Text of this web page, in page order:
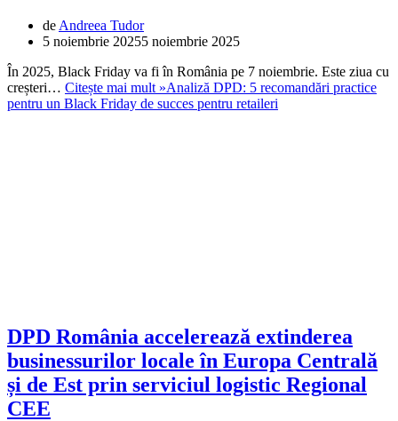
de Andreea Tudor
5 noiembrie 20255 noiembrie 2025
În 2025, Black Friday va fi în România pe 7 noiembrie. Este ziua cu
creșteri… Citește mai mult »Analiză DPD: 5 recomandări practice
pentru un Black Friday de succes pentru retaileri
DPD România accelerează extinderea
businessurilor locale în Europa Centrală
și de Est prin serviciul logistic Regional
CEE